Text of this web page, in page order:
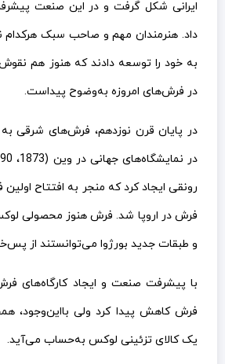
ایرانی شکل گرفت و در این صنعت
داد. هنرمندان مهم و صاحب سبک
به خود را توسعه دادند که هنوز هم نقوش
در فرش‌های امروزه به‌وضوح پیداست.
در پایان قرن نوزدهم، فرش‌های شرقی
رونقی ایجاد کرد که منجر به افتتاح
فرش در اروپا شد. فرش هنوز محصولی
و طبقات جدید بورژوا می‌توانستند از
با پیشرفت صنعت و ایجاد کارگاه‌های
فرش کاهش پیدا کرد ولی بااین‌وجود،
یک کالای تزئینی لوکس به‌حساب می‌آید.